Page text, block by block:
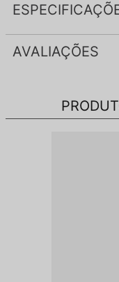
AVALIAÇÕES